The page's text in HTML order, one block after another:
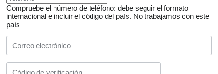
Compruebe el número de teléfono: debe seguir el formato
internacional e incluir el código del país. No trabajamos con este
país